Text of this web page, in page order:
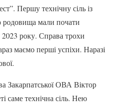
Першу технічну сіль із
родовища мали почати
року. Справа трохи
маємо перші успіхи. Наразі
Закарпатської ОВА Віктор
саме технічна сіль. Нею